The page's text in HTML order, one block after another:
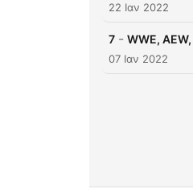
22 Ιαν 2022
7 - WWE,
07 Ιαν 2022